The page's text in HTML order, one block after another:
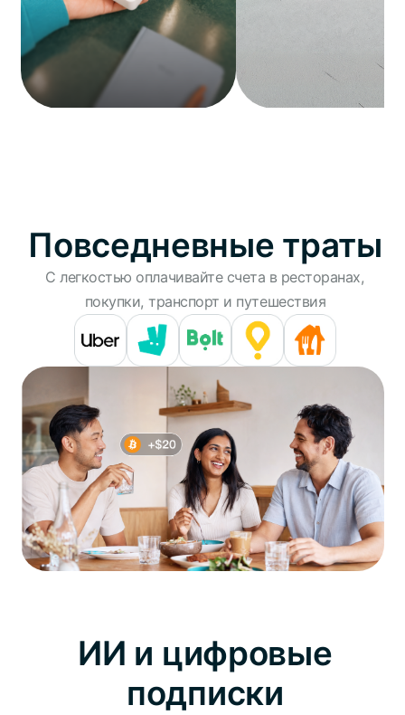
Повседневные траты
С легкостью оплачивайте счета в ресторанах,
покупки, транспорт и путешествия
ИИ и цифровые
подписки